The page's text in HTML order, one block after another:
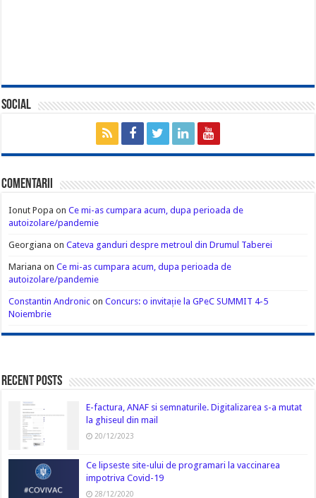
Social
Comentarii
Ionut Popa onCe mi-as cumpara acum, dupa perioada de
autoizolare/pandemie
Georgiana onCateva ganduri despre metroul din Drumul Taberei
Mariana onCe mi-as cumpara acum, dupa perioada de
autoizolare/pandemie
Constantin Andronic onConcurs: o invitație la GPeC SUMMIT 4-5
Noiembrie
Recent Posts
E-factura, ANAF si semnaturile. Digitalizarea s-a mutat
la ghiseul din mail
20/12/2023
Ce lipseste site-ului de programari la vaccinarea
impotriva Covid-19
28/12/2020